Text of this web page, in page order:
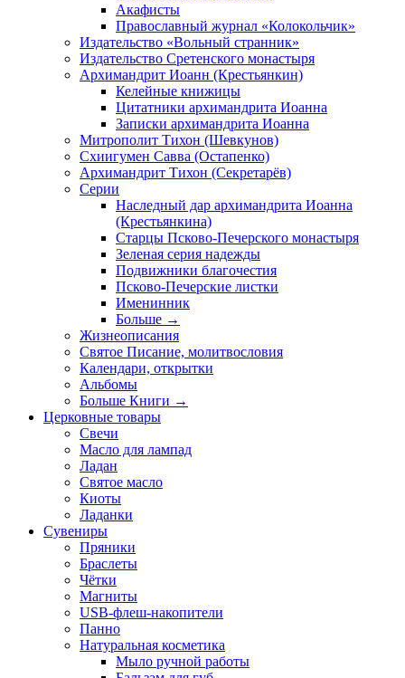
Акафисты
Православный журнал «Колокольчик»
Издательство «Вольный странник»
Издательство Сретенского монастыря
Архимандрит Иоанн (Крестьянкин)
Келейные книжицы
Цитатники архимандрита Иоанна
Записки архимандрита Иоанна
Митрополит Тихон (Шевкунов)
Схиигумен Савва (Остапенко)
Архимандрит Тихон (Секретарёв)
Серии
Наследный дар архимандрита Иоанна
(Крестьянкина)
Старцы Псково-Печерского монастыря
Зеленая серия надежды
Подвижники благочестия
Псково-Печерские листки
Именинник
Больше →
Жизнеописания
Святое Писание, молитвословия
Календари, открытки
Альбомы
Больше Книги →
Церковные товары
Свечи
Масло для лампад
Ладан
Святое масло
Киоты
Ладанки
Сувениры
Пряники
Браслеты
Чётки
Магниты
USB-флеш-накопители
Панно
Натуральная косметика
Мыло ручной работы